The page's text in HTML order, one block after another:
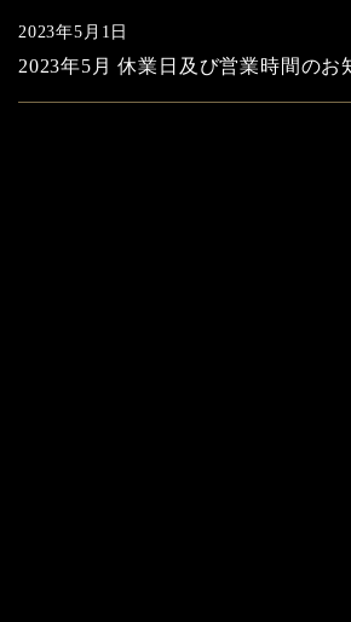
2023年5月 休業日及び営業時間のお
2023年5月1日